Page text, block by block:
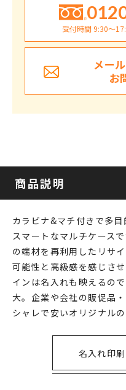
受付時間 9:30〜
メー
お
商品説明
カラビナ&マチ付きで多
スマートなマルチケース
の端材を再利用したリサ
可能性と高級感を感じさ
インは名入れも映えるの
大。企業や会社の販促品
シャレで安いオリジナル
名入れ印